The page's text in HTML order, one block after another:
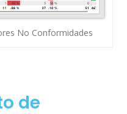
No Conformidades
de